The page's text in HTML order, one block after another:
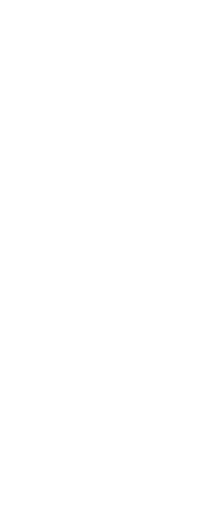
रा धणी,